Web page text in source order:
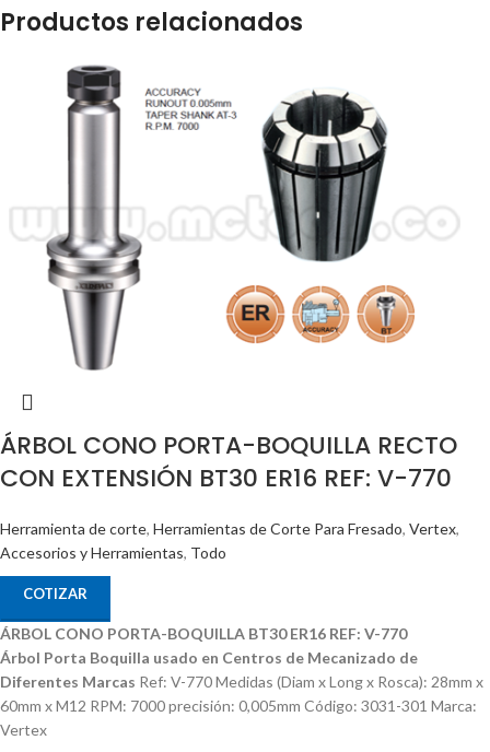
Productos relacionados
ÁRBOL CONO PORTA-BOQUILLA RECTO
CON EXTENSIÓN BT30 ER16 REF: V-770
Herramienta de corte, Herramientas de Corte Para Fresado, Vertex,
Accesorios y Herramientas, Todo
COTIZAR
ÁRBOL CONO PORTA-BOQUILLA BT30 ER16 REF: V-770
Árbol Porta Boquilla usado en Centros de Mecanizado de
Diferentes Marcas Ref: V-770 Medidas (Diam x Long x Rosca): 28mm x
60mm x M12 RPM: 7000 precisión: 0,005mm Código: 3031-301 Marca:
Vertex